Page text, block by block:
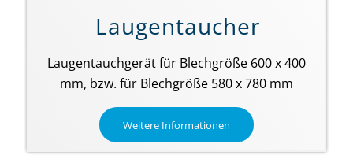
Laugentaucher
Laugentauchgerät für Blechgröße 600 x 400
mm, bzw. für Blechgröße 580 x 780 mm
Weitere Informationen